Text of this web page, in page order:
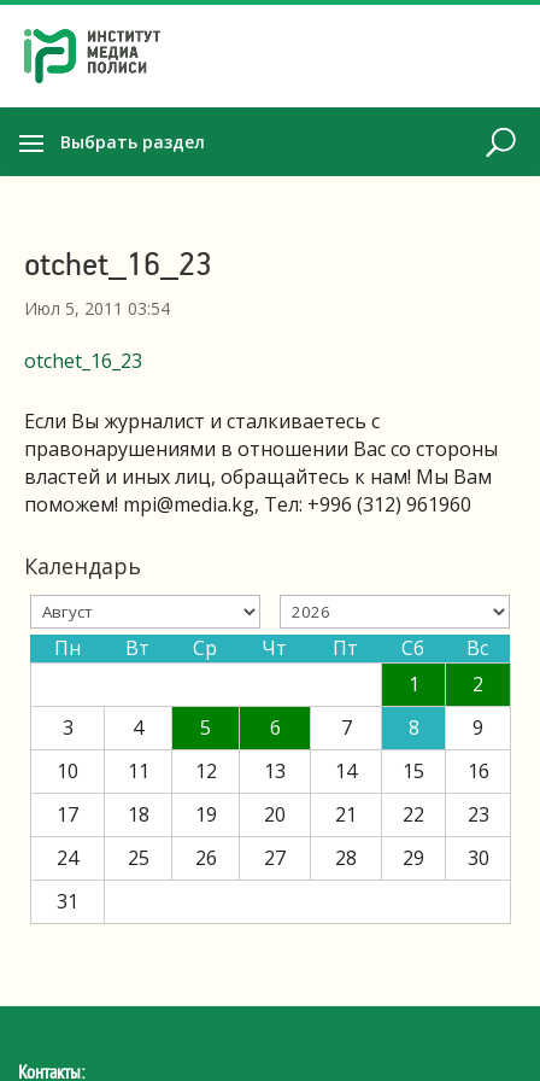
Выбрать раздел
otchet_16_23
Июл 5, 2011 03:54
otchet_16_23
Если Вы журналист и сталкиваетесь с
правонарушениями в отношении Вас со стороны
властей и иных лиц, обращайтесь к нам! Мы Вам
поможем! mpi@media.kg, Тел: +996 (312) 961960
Календарь
Пн Вт Ср Чт Пт Сб
Вс
1
2
3
4 5 6 7 8
9
10
11 12 13 14 15
16
17
18 19 20 21 22
23
24
25 26 27 28 29
30
31
Контакты: